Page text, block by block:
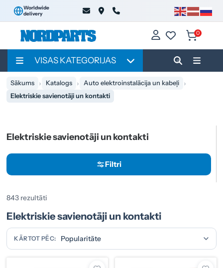
Worldwide
delivery
0
VISAS KATEGORIJAS
Sākums Katalogs
Auto elektroinstalācija un kabeļi
Elektriskie savienotāji un kontakti
Elektriskie savienotāji un kontakti
Filtri
843 rezultāti
Elektriskie savienotāji un kontakti
KĀRTOT PĒC: